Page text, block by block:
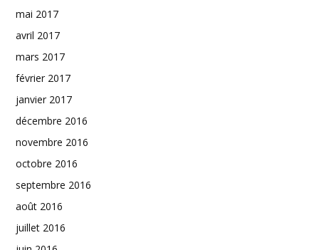
mai 2017
avril 2017
mars 2017
février 2017
janvier 2017
décembre 2016
novembre 2016
octobre 2016
septembre 2016
août 2016
juillet 2016